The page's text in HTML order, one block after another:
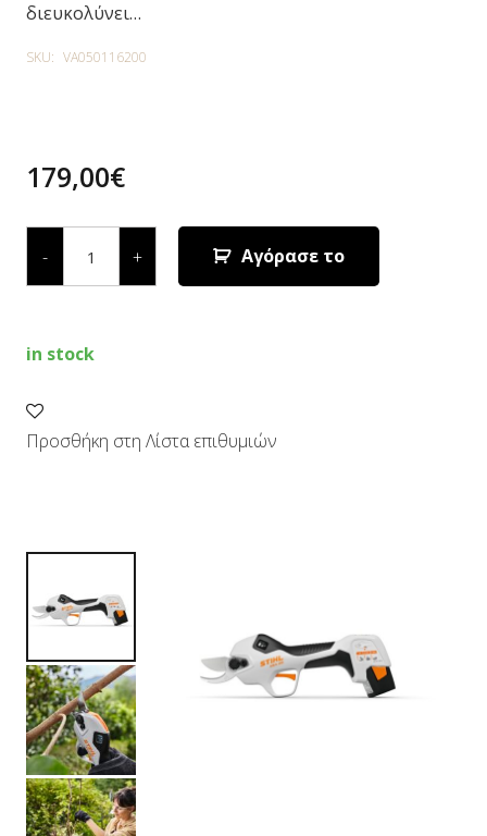
διευκολύνει…
SKU: VA050116200
179,00€
-
ΕΠΑΝΑΦΟΡΤΙΖΟΜΕΝΟ
ΨΑΛΙΔΙ
ΚΛΑΔΕΜΑΤΟΣ
STIHL
ΜΠΑΤΑΡΙΑ
+ Αγόρασε το
in stock
Προσθήκη στη Λίστα επιθυμιών